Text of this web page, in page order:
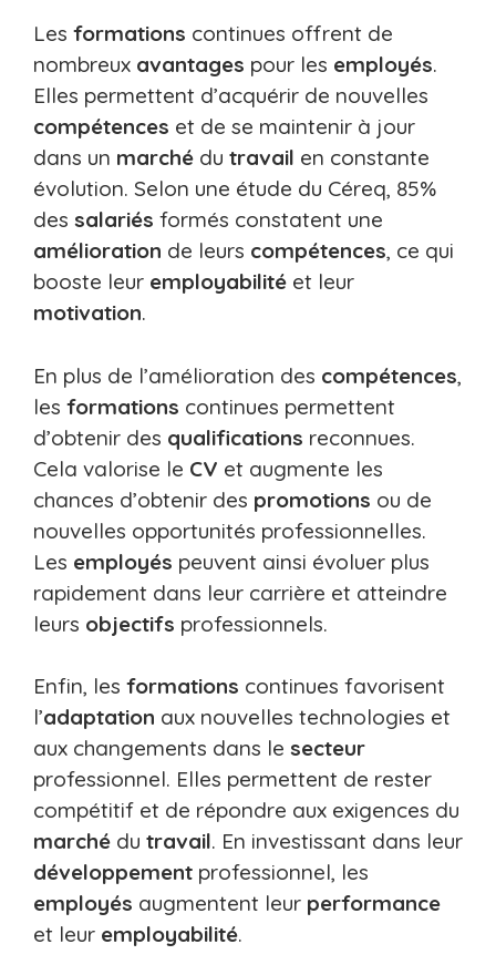
Les formations continues offrent de
nombreux avantages pour les employés.
Elles permettent d’acquérir de nouvelles
compétences et de se maintenir à jour
dans un marché du travail en constante
évolution. Selon une étude du Céreq, 85%
des salariés formés constatent une
amélioration de leurs compétences, ce qui
booste leur employabilité et leur
motivation.
En plus de l’amélioration des compétences,
les formations continues permettent
d’obtenir des qualifications reconnues.
Cela valorise le CV et augmente les
chances d’obtenir des promotions ou de
nouvelles opportunités professionnelles.
Les employés peuvent ainsi évoluer plus
rapidement dans leur carrière et atteindre
leurs objectifs professionnels.
Enfin, les formations continues favorisent
l’adaptation aux nouvelles technologies et
aux changements dans le secteur
professionnel. Elles permettent de rester
compétitif et de répondre aux exigences du
marché du travail. En investissant dans leur
développement professionnel, les
employés augmentent leur performance
et leur employabilité.